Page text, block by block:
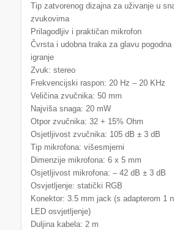
Tip zatvorenog dizajna za uživanje u
zvukovima
Prilagodljiv i praktičan mikrofon
Čvrsta i udobna traka za glavu pogodna
igranje
Zvuk: stereo
Frekvencijski raspon: 20 Hz – 20 KHz
Veličina zvučnika: 50 mm
Najviša snaga: 20 mW
Otpor zvučnika: 32 + 15% Ohm
Osjetljivost zvučnika: 105 dB ± 3 dB
Tip mikrofona: višesmjerni
Dimenzije mikrofona: 6 x 5 mm
Osjetljivost mikrofona: – 42 dB ± 3 dB
Osvjetljenje: statički RGB
Konektor: 3.5 mm jack (s adapterom 1
LED osvjetljenje)
Duljina kabela: 2 m